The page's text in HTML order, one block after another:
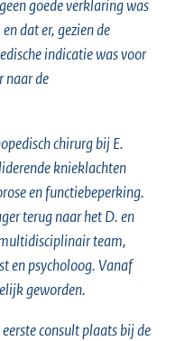
goede verklaring was
dat er, gezien de
indicatie was voor
naar de
chirurg bij E.
knieklachten
en functiebeperking.
terug naar het D. en
team,
en psycholoog. Vanaf
geworden.
consult plaats bij de